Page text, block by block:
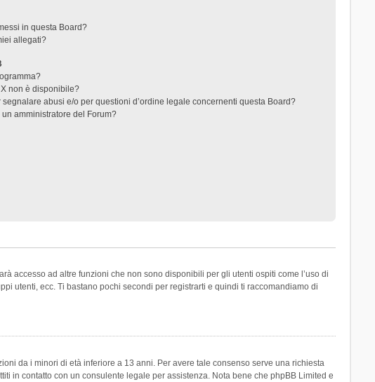
in questa Board?
allegati?
non è disponibile?
abusi e/o per questioni d’ordine legale concernenti questa Board?
amministratore del Forum?
accesso ad altre funzioni che non sono disponibili per gli utenti ospiti come l’uso di
utenti, ecc. Ti bastano pochi secondi per registrarti e quindi ti raccomandiamo di
da i minori di età inferiore a 13 anni. Per avere tale consenso serve una richiesta
in contatto con un consulente legale per assistenza. Nota bene che phpBB Limited e